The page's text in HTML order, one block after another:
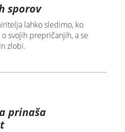
sporov
lahko sledimo, ko
svojih prepričanjih, a se
zlobi.
prinaša